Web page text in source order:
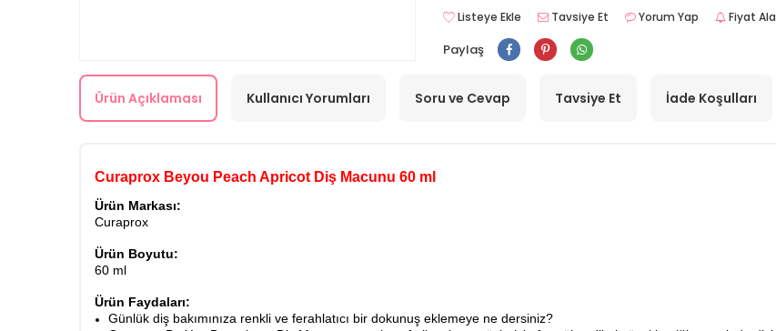
Listeye Ekle Tavsiye Et Yorum Yap Fiyat
Paylaş
Ürün Açıklaması Kullanıcı Yorumları Soru ve Cevap Tavsiye Et İade Koşulları
Curaprox Beyou Peach Apricot Diş Macunu 60 ml
Ürün Markası:
Curaprox
Ürün Boyutu:
60 ml
Ürün Faydaları:
Günlük diş bakımınıza renkli ve ferahlatıcı bir dokunuş eklemeye ne dersiniz?